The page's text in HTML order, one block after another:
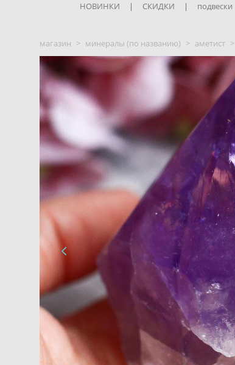
НОВИНКИ | СКИДКИ | подвески
магазин > минералы (по названию) > аметист >